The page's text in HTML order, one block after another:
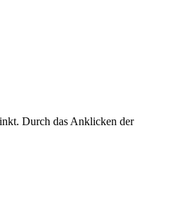
Durch das Anklicken der